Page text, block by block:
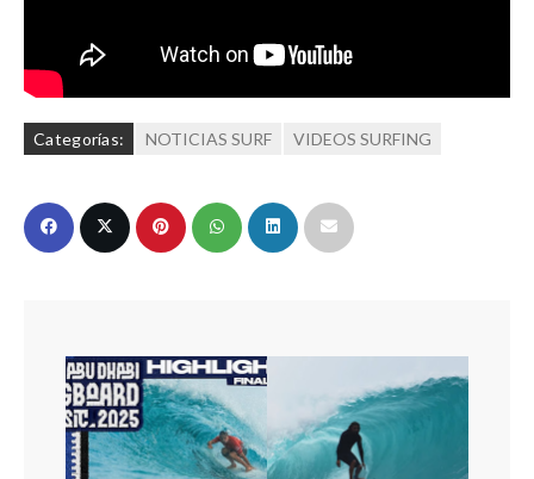
Categorías: NOTICIAS SURF VIDEOS SURFING